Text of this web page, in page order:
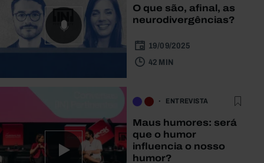
O que são, afinal, as
neurodivergências?
19/09/2025
42 MIN
ENTREVISTA
Maus humores: será
que o humor
influencia o nosso
humor?